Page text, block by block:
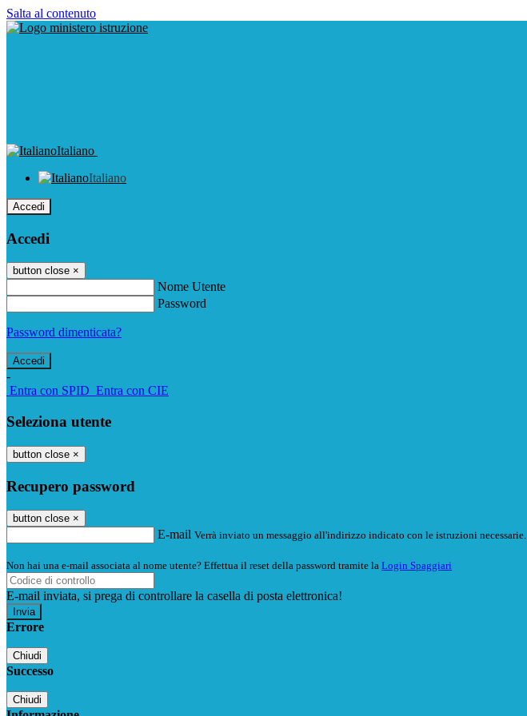
Salta al contenuto
Italiano
Italiano
Accedi
Accedi
button close ×
Nome Utente
Password
Password dimenticata?
-
Entra con SPID Entra con CIE
Seleziona utente
button close ×
Recupero password
button close ×
E-mail Verrà inviato un messaggio all'indirizzo indicato con le istruzioni necessarie.
Non hai una e-mail associata al nome utente? Effettua il reset della password tramite la Login Spaggiari
E-mail inviata, si prega di controllare la casella di posta elettronica!
Errore
Chiudi
Successo
Chiudi